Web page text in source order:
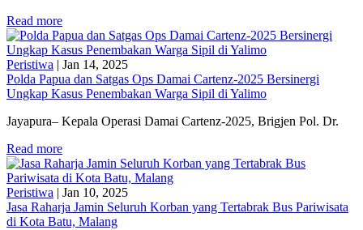
Read more
Peristiwa | Jan 14, 2025
Polda Papua dan Satgas Ops Damai Cartenz-2025 Bersinergi
Ungkap Kasus Penembakan Warga Sipil di Yalimo
Jayapura– Kepala Operasi Damai Cartenz-2025, Brigjen Pol. Dr.
Read more
Peristiwa | Jan 10, 2025
Jasa Raharja Jamin Seluruh Korban yang Tertabrak Bus Pariwisata
di Kota Batu, Malang